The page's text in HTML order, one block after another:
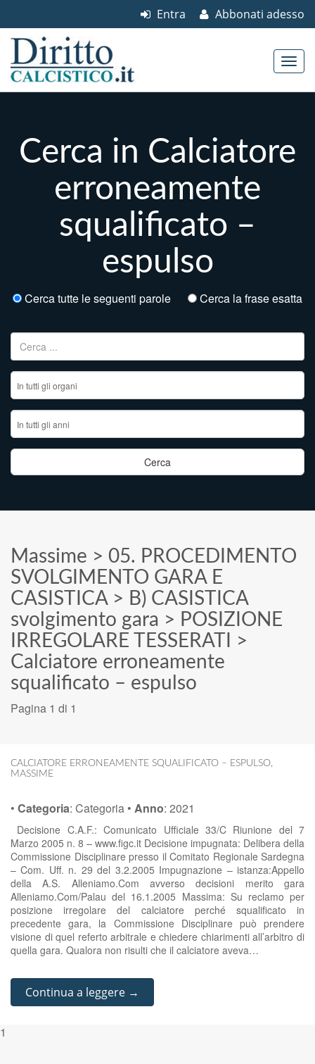
Abbonati adesso
Entra
Cerca in Calciatore
erroneamente
squalificato –
espulso
Cerca tutte le seguenti parole Cerca la frase esatta
Ricerca per:
Massime > 05. PROCEDIMENTO
SVOLGIMENTO GARA E
CASISTICA> B) CASISTICA
svolgimento gara > POSIZIONE
IRREGOLARE TESSERATI
>
Calciatore erroneamente
squalificato – espulso
Pagina 1 di 1
CALCIATORE ERRONEAMENTE SQUALIFICATO – ESPULSO,
MASSIME
• Categoria: Categoria • Anno: 2021
Decisione C.A.F.: Comunicato Ufficiale 33/C Riunione del 7
Marzo 2005 n. 8 – www.figc.it Decisione impugnata: Delibera della
Commissione Disciplinare presso il Comitato Regionale Sardegna
– Com. Uff. n. 29 del 3.2.2005 Impugnazione – istanza:Appello
della A.S. Alleniamo.Com avverso decisioni merito gara
Alleniamo.Com/Palau del 16.1.2005 Massima: Su reclamo per
posizione irregolare del calciatore perché squalificato in
precedente gara, la Commissione Disciplinare può prendere
visione di quel referto arbitrale e chiedere chiarimenti all’arbitro di
quella gara. Qualora non risulti che il calciatore aveva…
Continua a leggere →
1